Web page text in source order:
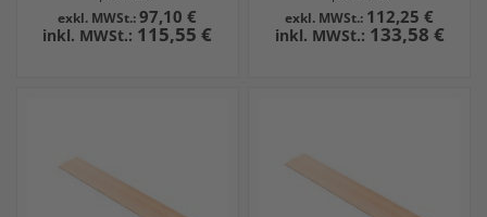
115,55 €
97,10 €
133,58 €
112,25 €